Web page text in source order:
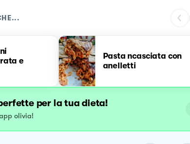
e
Pasta ncasciata con
anelletti
per la tua dieta!
olivia!